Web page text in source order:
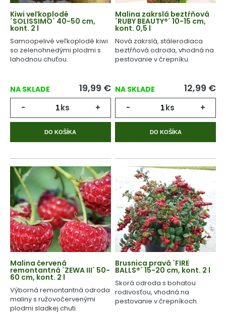
Kiwi veľkoplodé
´SOLISSIMO´ 40-50 cm,
kont. 2 l
Samoopelivé veľkoplodé kiwi
so zelenohnedými plodmi s
lahodnou chuťou.
NA SKLADE 19,99 €
- ks +
DO KOŠÍKA
Malina zakrslá beztŕňová
´RUBY BEAUTY®´ 10-15 cm,
kont. 0,5 l
Nová zakrslá, stálerodiaca
beztŕňová odroda, vhodná na
pestovanie v črepníku.
NA SKLADE 12,99 €
- ks +
DO KOŠÍKA
Malina červená
remontantná ´ZEWA III´ 50-
60 cm, kont. 2 l
Výborná remontantná odroda
maliny s ružovočervenými
plodmi sladkej chuti.
Brusnica pravá ´FIRE
BALLS®´ 15-20 cm, kont. 2 l
Skorá odroda s bohatou
rodivosťou, vhodná na
pestovanie v črepníkoch.